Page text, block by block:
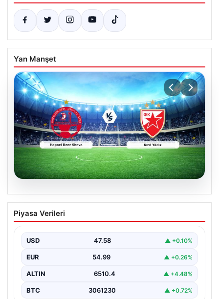
Yan Manşet
04.08.2026
CANLI | Hapoel Beer Sheva – Kızıl Yıldız
Canlı Maç Anlatımı
Piyasa Verileri
USD 47.58 ▲ +0.10%
EUR 54.99 ▲ +0.26%
ALTIN 6510.4 ▲ +4.48%
BTC 3061230 ▲ +0.72%